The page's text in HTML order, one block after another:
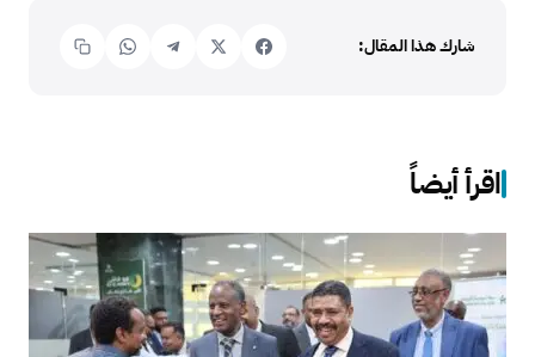
شارك هذا المقال:
اقرأ أيضاً